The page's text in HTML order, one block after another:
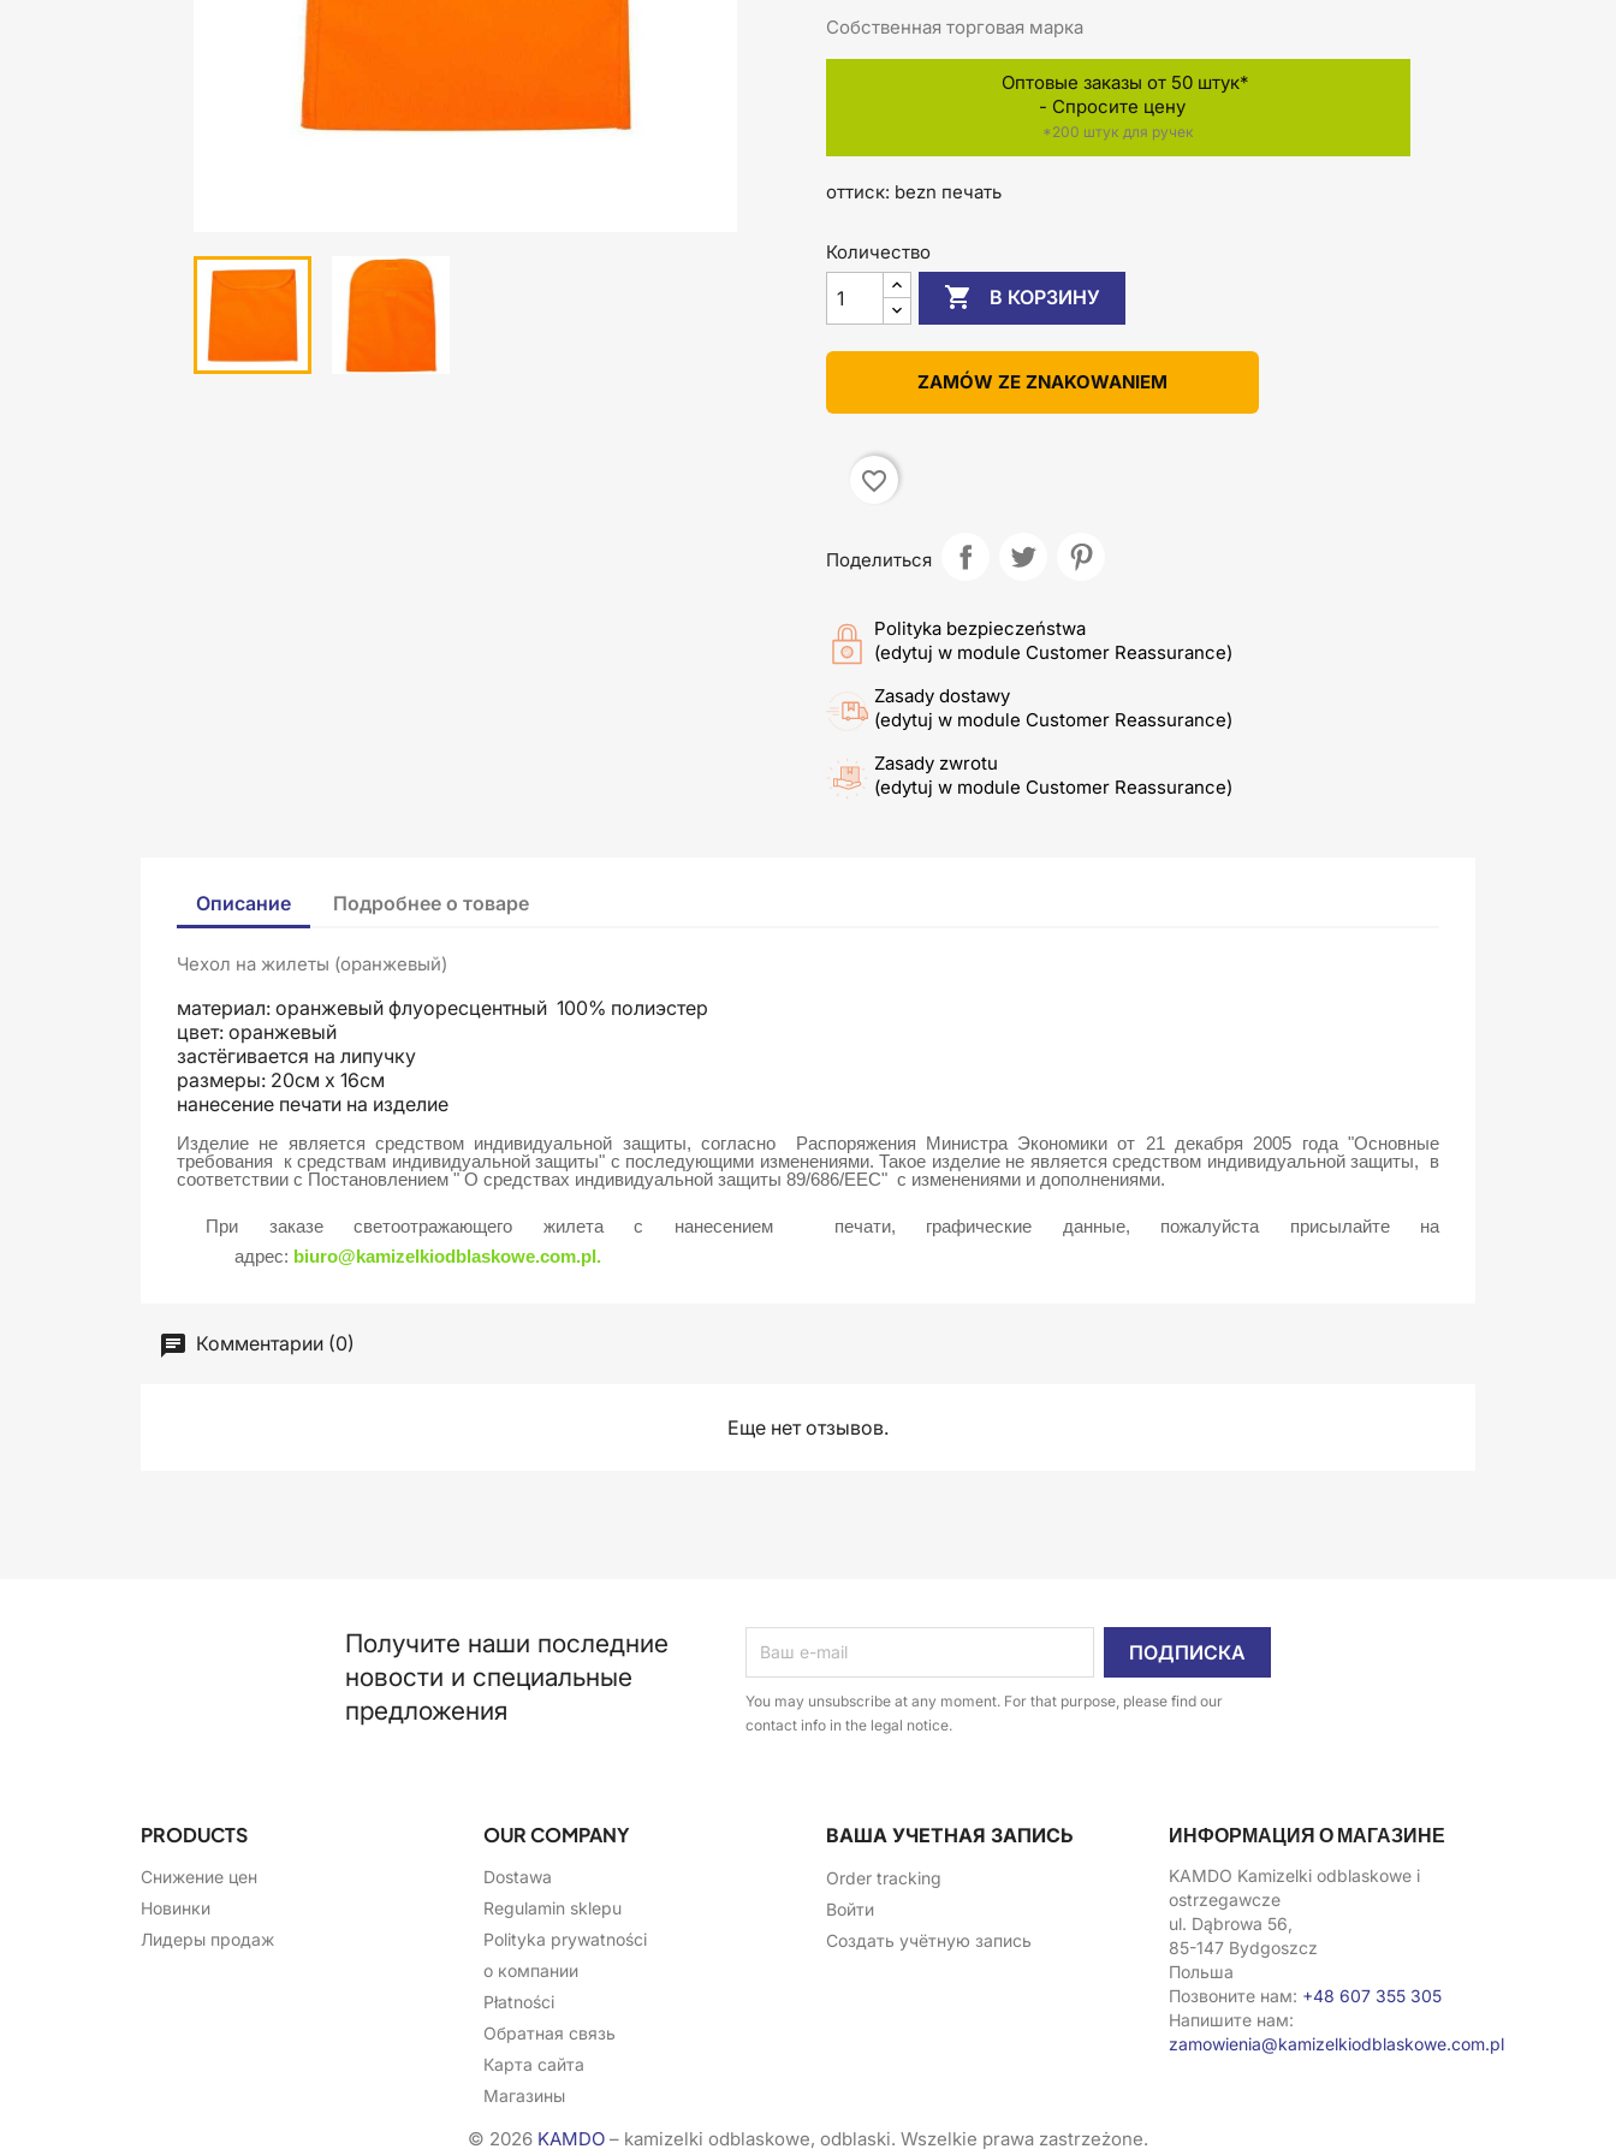
Собственная торговая марка
Оптовые заказы от 50 штук*
- Спросите цену
*200 штук для ручек
оттиск: bezn печать
Количество
 В КОРЗИНУ
ZAMÓW ZE ZNAKOWANIEM
favorite_border
Поделиться
Polityka bezpieczeństwa
(edytuj w module Customer Reassurance)
Zasady dostawy
(edytuj w module Customer Reassurance)
Zasady zwrotu
(edytuj w module Customer Reassurance)
Описание Подробнее о товаре
Чехол на жилеты (оранжевый)
материал: оранжевый флуоресцентный 100% полиэстер
цвет: оранжевый
застёгивается на липучку
размеры: 20cм x 16cм
нанесение печати на изделие
Изделие не является средством индивидуальной защиты, согласно Распоряжения Министра Экономики от 21 декабря 2005 года "Основные
требования к средствам индивидуальной защиты" с последующими изменениями. Такое изделие не является средством индивидуальной защиты, в
соответствии с Постановлением " О средствах индивидуальной защиты 89/686/EEC" с изменениями и дополнениями.
При заказе светоотражающего жилета с нанесением печати, графические данные, пожалуйста присылайте на
адрес: biuro@kamizelkiodblaskowe.com.pl.
Комментарии (0)
Еще нет отзывов.
Получите наши последние
новости и специальные
предложения
You may unsubscribe at any moment. For that purpose, please find our
contact info in the legal notice.
PRODUCTS
Снижение цен
Новинки
Лидеры продаж
OUR COMPANY
Dostawa
Regulamin sklepu
Polityka prywatności
о компании
Płatności
Обратная связь
Карта сайта
Магазины
ВАША УЧЕТНАЯ ЗАПИСЬ
Order tracking
Войти
Создать учётную запись
ИНФОРМАЦИЯ О МАГАЗИНЕ
KAMDO Kamizelki odblaskowe i
ostrzegawcze
ul. Dąbrowa 56,
85-147 Bydgoszcz
Польша
Позвоните нам: +48 607 355 305
Напишите нам:
zamowienia@kamizelkiodblaskowe.com.pl
© 2026 KAMDO – kamizelki odblaskowe, odblaski. Wszelkie prawa zastrzeżone.